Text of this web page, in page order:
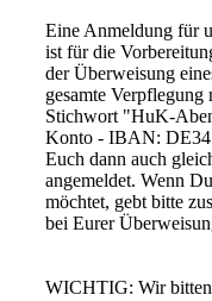
Eine Anmeldung für
ist für die
der Überweisung
gesamte Verpflegung
Stichwort "HuK-
Konto - IBAN: DE34
Euch dann auch
angemeldet. Wenn
möchtet, gebt bitte
bei Eurer
WICHTIG: Wir